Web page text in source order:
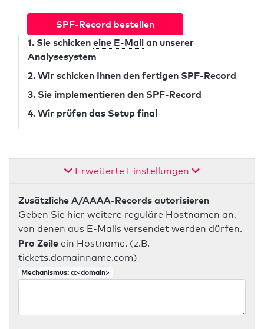
SPF-Record bestellen
1. Sie schicken eine E-Mail an unserer
Analysesystem
2. Wir schicken Ihnen den fertigen SPF-Record
3. Sie implementieren den SPF-Record
4. Wir prüfen das Setup final
Erweiterte Einstellungen
Zusätzliche A/AAAA-Records autorisieren
Geben Sie hier weitere reguläre Hostnamen an,
von denen aus E-Mails versendet werden dürfen.
Pro Zeile ein Hostname. (z.B.
tickets.domainname.com)
Mechanismus: a:<domain>